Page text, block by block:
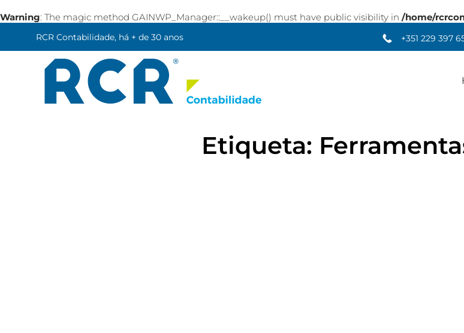
Warning: The magic method GAINWP_Manager::__wakeup() must have public visibility in /home/
RCR Contabilidade, há + de 30 anos +351 229 397
Etiqueta: